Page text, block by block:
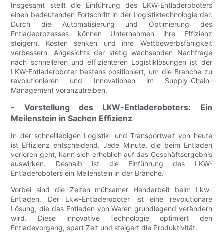
Insgesamt stellt die Einführung des LKW-Entladeroboters
einen bedeutenden Fortschritt in der Logistiktechnologie dar.
Durch die Automatisierung und Optimierung des
Entladeprozesses können Unternehmen ihre Effizienz
steigern, Kosten senken und ihre Wettbewerbsfähigkeit
verbessern. Angesichts der stetig wachsenden Nachfrage
nach schnelleren und effizienteren Logistiklösungen ist der
LKW-Entladeroboter bestens positioniert, um die Branche zu
revolutionieren und Innovationen im Supply-Chain-
Management voranzutreiben.
- Vorstellung des LKW-Entladeroboters: Ein
Meilenstein in Sachen Effizienz
In der schnelllebigen Logistik- und Transportwelt von heute
ist Effizienz entscheidend. Jede Minute, die beim Entladen
verloren geht, kann sich erheblich auf das Geschäftsergebnis
auswirken. Deshalb ist die Einführung des LKW-
Entladeroboters ein Meilenstein in der Branche.
Vorbei sind die Zeiten mühsamer Handarbeit beim Lkw-
Entladen. Der Lkw-Entladeroboter ist eine revolutionäre
Lösung, die das Entladen von Waren grundlegend verändern
wird. Diese innovative Technologie optimiert den
Entladevorgang, spart Zeit und steigert die Produktivität.